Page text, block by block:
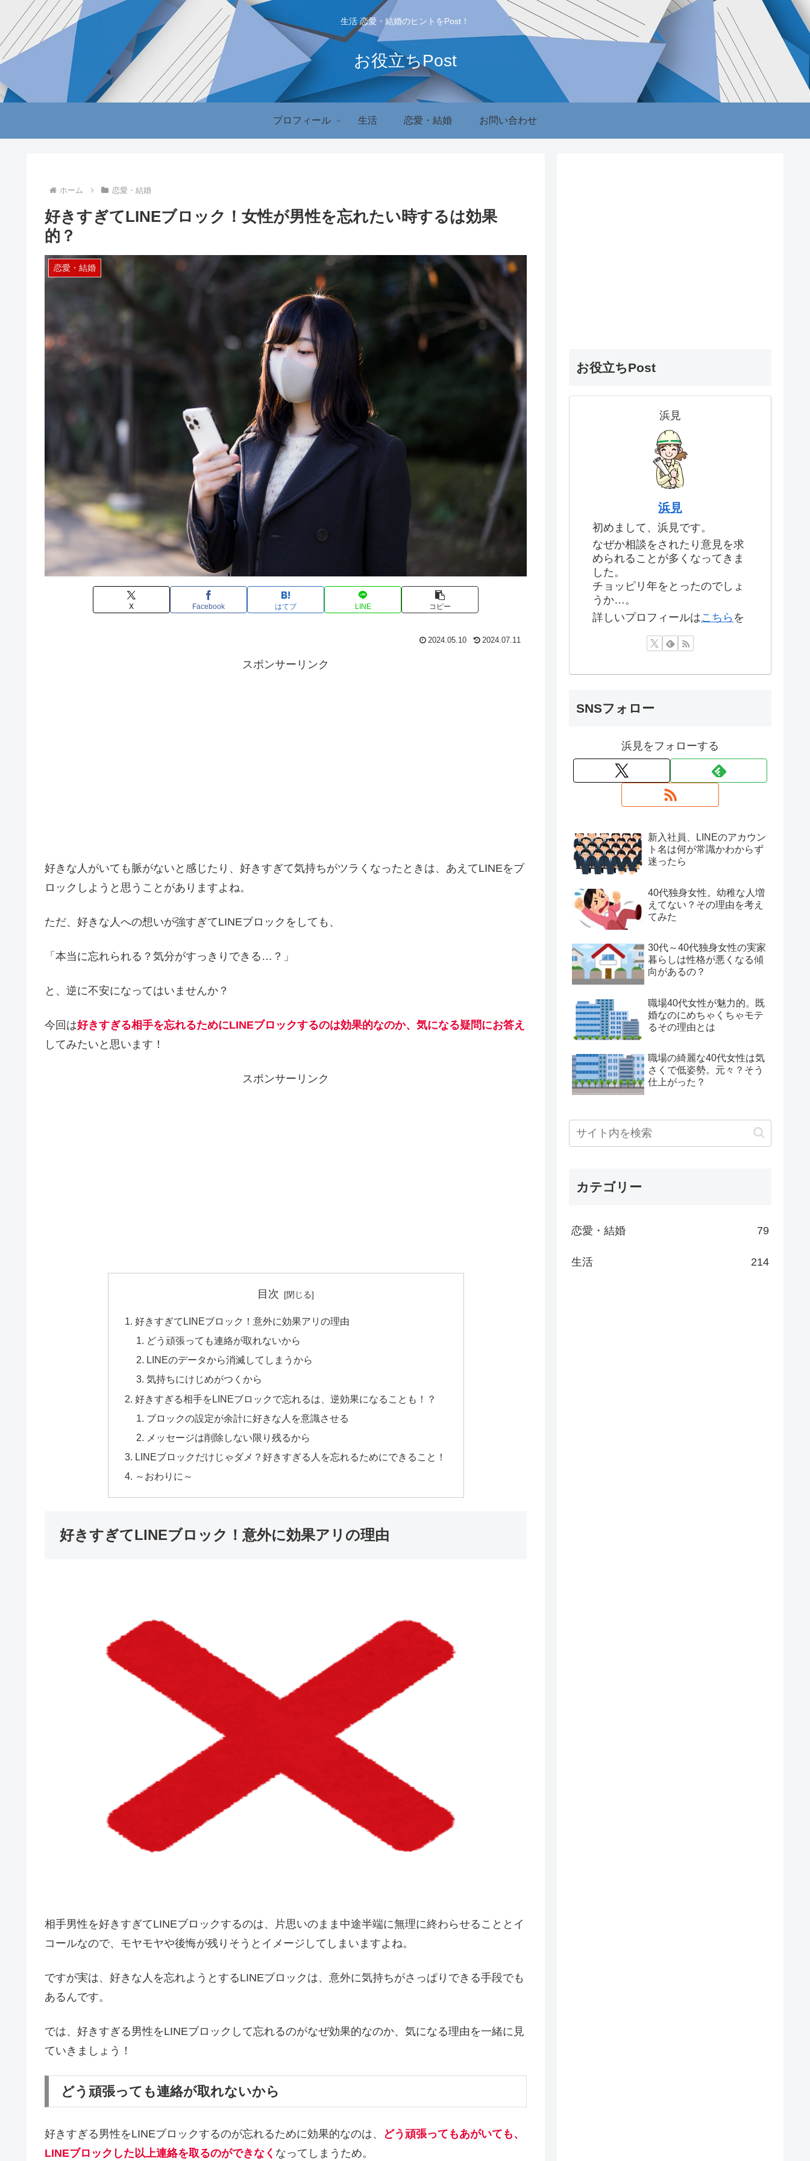
生活 恋愛・結婚のヒントをPost！
お役立ちPost
プロフィール 生活 恋愛・結婚 お問い合わせ
ホーム 恋愛・結婚
好きすぎてLINEブロック！女性が男性を忘れたい時するは効果
的？
恋愛・結婚
X Facebook はてブ LINE コピー
2024.05.10 2024.07.11
スポンサーリンク
好きな人がいても脈がないと感じたり、好きすぎて気持ちがツラくなったときは、あえてLINEをブ
ロックしようと思うことがありますよね。
ただ、好きな人への想いが強すぎてLINEブロックをしても、
「本当に忘れられる？気分がすっきりできる…？」
と、逆に不安になってはいませんか？
今回は好きすぎる相手を忘れるためにLINEブロックするのは効果的なのか、気になる疑問にお答え
してみたいと思います！
スポンサーリンク
目次
好きすぎてLINEブロック！意外に効果アリの理由
どう頑張っても連絡が取れないから
LINEのデータから消滅してしまうから
気持ちにけじめがつくから
好きすぎる相手をLINEブロックで忘れるは、逆効果になることも！？
ブロックの設定が余計に好きな人を意識させる
メッセージは削除しない限り残るから
LINEブロックだけじゃダメ？好きすぎる人を忘れるためにできること！
～おわりに～
好きすぎてLINEブロック！意外に効果アリの理由
相手男性を好きすぎてLINEブロックするのは、片思いのまま中途半端に無理に終わらせることとイ
コールなので、モヤモヤや後悔が残りそうとイメージしてしまいますよね。
ですが実は、好きな人を忘れようとするLINEブロックは、意外に気持ちがさっぱりできる手段でも
あるんです。
では、好きすぎる男性をLINEブロックして忘れるのがなぜ効果的なのか、気になる理由を一緒に見
ていきましょう！
どう頑張っても連絡が取れないから
好きすぎる男性をLINEブロックするのが忘れるために効果的なのは、 どう頑張ってもあがいても、
LINEブロックした以上連絡を取るのができなく なってしまうため。
お役立ちPost
浜見
浜見
初めまして、浜見です。
なぜか相談をされたり意見を求
められることが多くなってきま
した。
チョッピリ年をとったのでしょ
うか…。
詳しいプロフィールはこちら を
SNSフォロー
浜見をフォローする
新入社員、LINEのアカウン
ト名は何が常識かわからず
迷ったら
40代独身女性。幼稚な人増
えてない？その理由を考え
てみた
30代～40代独身女性の実家
暮らしは性格が悪くなる傾
向があるの？
職場40代女性が魅力的。既
婚なのにめちゃくちゃモテ
るその理由とは
職場の綺麗な40代女性は気
さくで低姿勢。元々？そう
仕上がった？
カテゴリー
恋愛・結婚 79
生活 214